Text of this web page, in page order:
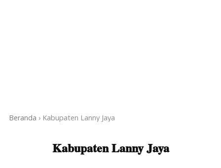
Beranda › Kabupaten Lanny Jaya
Kabupaten Lanny Jaya